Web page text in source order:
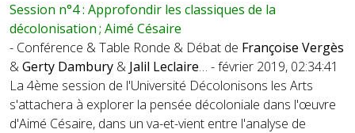
Session n°4 : Approfondir les classiques de la
décolonisation ; Aimé Césaire
- Conférence & Table Ronde & Débat de Françoise Vergès
&Gerty Dambury & Jalil Leclaire… - février 2019, 02:34:41
La 4ème session de l'Université Décolonisons les Arts
s'attachera à explorer la pensée décoloniale dans l'œuvre
d'Aimé Césaire, dans un va-et-vient entre l'analyse de